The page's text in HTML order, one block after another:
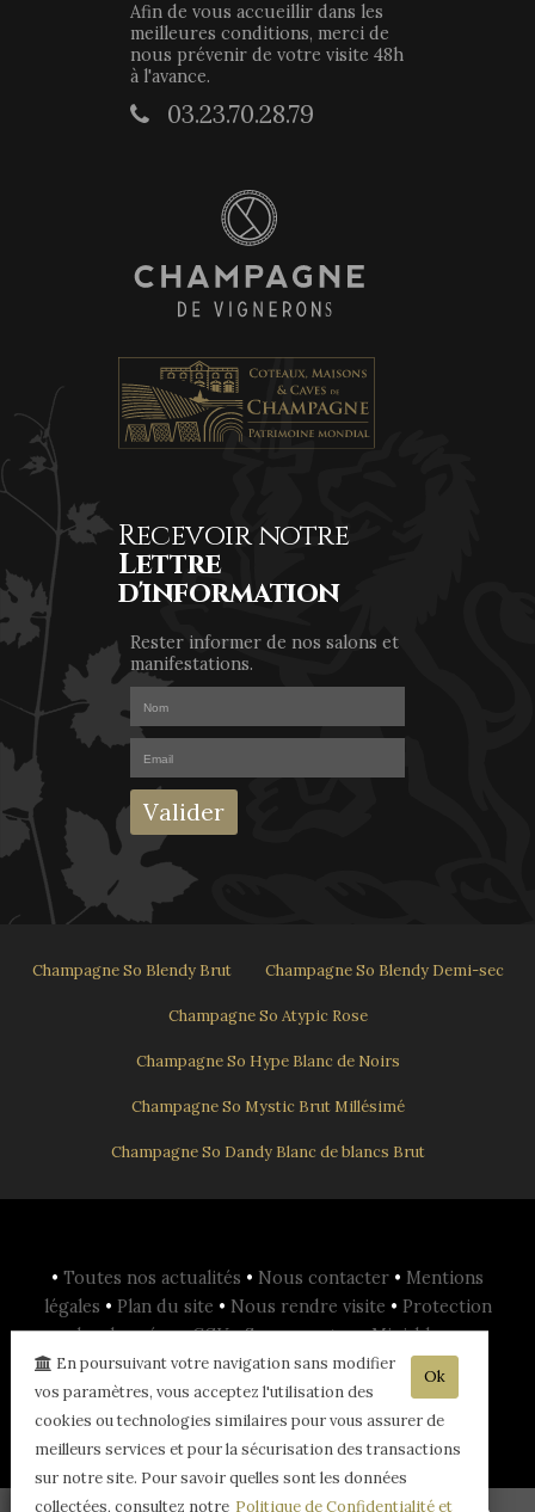
Afin de vous accueillir dans les
meilleures conditions, merci de
nous prévenir de votre visite 48h
à l'avance.
03.23.70.28.79
Recevoir notre
Lettre
d'information
Rester informer de nos salons et
manifestations.
Champagne So Blendy Brut Champagne So Blendy Demi-sec
Champagne So Atypic Rose
Champagne So Hype Blanc de Noirs
Champagne So Mystic Brut Millésimé
Champagne So Dandy Blanc de blancs Brut
• Toutes nos actualités • Nous contacter • Mentions
légales • Plan du site • Nous rendre visite • Protection
des données•CGV•Se connecter•Mini-blog•
planOpen•
modération - La vente d'alcool est interdite aux mineurs de -18ans -
Ok
En poursuivant votre navigation sans modifier
vos paramètres, vous acceptez l'utilisation des
cookies ou technologies similaires pour vous assurer de
meilleurs services et pour la sécurisation des transactions
sur notre site. Pour savoir quelles sont les données
collectées, consultez notre Politique de Confidentialité et